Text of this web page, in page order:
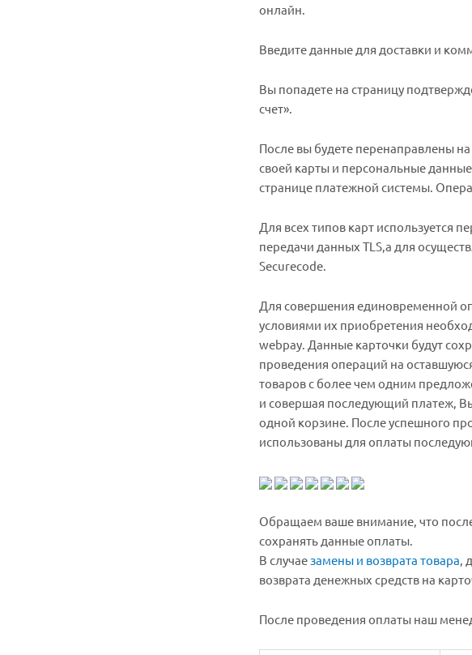
онлайн.
Введите данные для доставки и
Вы попадете на страницу
счет».
После вы будете перенаправлены
своей карты и персональные
странице платежной системы.
Для всех типов карт используется
передачи данных TLS,а для
Securecode.
Для совершения единовременной
условиями их приобретения
webpay. Данные карточки будут
проведения операций на
товаров с более чем одним
и совершая последующий платеж,
одной корзине. После успешного
использованы для оплаты
Обращаем ваше внимание, что
сохранять данные оплаты.
В случае замены и возврата товара,
возврата денежных средств на
После проведения оплаты наш